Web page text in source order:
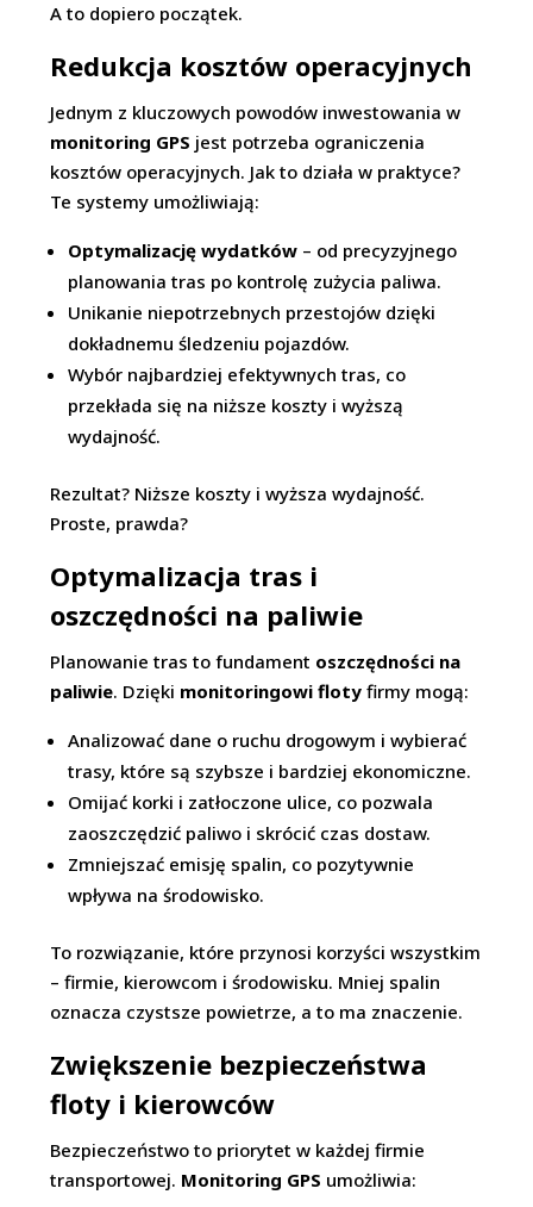
A to dopiero początek.
Redukcja kosztów operacyjnych
Jednym z kluczowych powodów inwestowania w
monitoring GPS jest potrzeba ograniczenia
kosztów operacyjnych. Jak to działa w praktyce?
Te systemy umożliwiają:
Optymalizację wydatków – od precyzyjnego
planowania tras po kontrolę zużycia paliwa.
Unikanie niepotrzebnych przestojów dzięki
dokładnemu śledzeniu pojazdów.
Wybór najbardziej efektywnych tras, co
przekłada się na niższe koszty i wyższą
wydajność.
Rezultat? Niższe koszty i wyższa wydajność.
Proste, prawda?
Optymalizacja tras i
oszczędności na paliwie
Planowanie tras to fundament oszczędności na
paliwie. Dzięki monitoringowi floty firmy mogą:
Analizować dane o ruchu drogowym i wybierać
trasy, które są szybsze i bardziej ekonomiczne.
Omijać korki i zatłoczone ulice, co pozwala
zaoszczędzić paliwo i skrócić czas dostaw.
Zmniejszać emisję spalin, co pozytywnie
wpływa na środowisko.
To rozwiązanie, które przynosi korzyści wszystkim
– firmie, kierowcom i środowisku. Mniej spalin
oznacza czystsze powietrze, a to ma znaczenie.
Zwiększenie bezpieczeństwa
floty i kierowców
Bezpieczeństwo to priorytet w każdej firmie
transportowej. Monitoring GPS umożliwia: